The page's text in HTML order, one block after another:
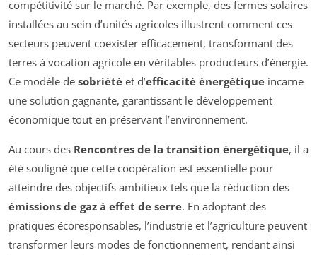
compétitivité sur le marché. Par exemple, des fermes solaires
installées au sein d’unités agricoles illustrent comment ces
secteurs peuvent coexister efficacement, transformant des
terres à vocation agricole en véritables producteurs d’énergie.
Ce modèle de sobriété et d’efficacité énergétique incarne
une solution gagnante, garantissant le développement
économique tout en préservant l’environnement.
Au cours des Rencontres de la transition énergétique, il a
été souligné que cette coopération est essentielle pour
atteindre des objectifs ambitieux tels que la réduction des
émissions de gaz à effet de serre. En adoptant des
pratiques écoresponsables, l’industrie et l’agriculture peuvent
transformer leurs modes de fonctionnement, rendant ainsi